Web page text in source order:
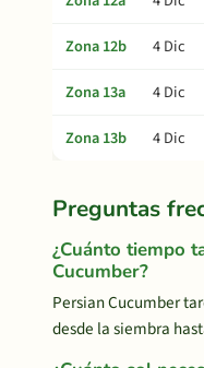
Zona 12b
4 Dic
Zona 13a
4 Dic
Zona 13b
4 Dic
Preguntas
¿Cuánto tiempo
Cucumber?
Persian Cucumber
desde la siembra